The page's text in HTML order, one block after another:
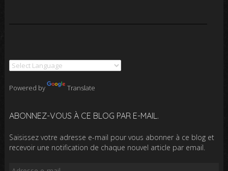
Powered by Translate
ABONNEZ-VOUS À CE BLOG PAR E-MAIL.
Saisissez votre adresse e-mail pour vous abonner à ce blog et
recevoir une notification de chaque nouvel article par email.
Adresse